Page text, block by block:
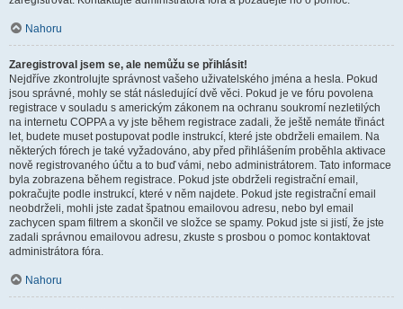
Nahoru
Zaregistroval jsem se, ale nemůžu se přihlásit!
Nejdříve zkontrolujte správnost vašeho uživatelského jména a hesla. Pokud
jsou správné, mohly se stát následující dvě věci. Pokud je ve fóru povolena
registrace v souladu s americkým zákonem na ochranu soukromí nezletilých
na internetu COPPA a vy jste během registrace zadali, že ještě nemáte třináct
let, budete muset postupovat podle instrukcí, které jste obdrželi emailem. Na
některých fórech je také vyžadováno, aby před přihlášením proběhla aktivace
nově registrovaného účtu a to buď vámi, nebo administrátorem. Tato informace
byla zobrazena během registrace. Pokud jste obdrželi registrační email,
pokračujte podle instrukcí, které v něm najdete. Pokud jste registrační email
neobdrželi, mohli jste zadat špatnou emailovou adresu, nebo byl email
zachycen spam filtrem a skončil ve složce se spamy. Pokud jste si jistí, že jste
zadali správnou emailovou adresu, zkuste s prosbou o pomoc kontaktovat
administrátora fóra.
Nahoru